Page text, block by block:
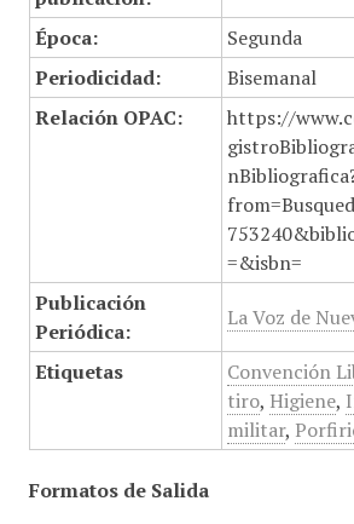
Época:
Segunda
Periodicidad:
Bisemanal
Relación OPAC:
https://
=&isbn=
Publicación
Periódica:
La Voz de
Etiquetas Convención
tiro, Higiene,
militar,
Formatos de Salida